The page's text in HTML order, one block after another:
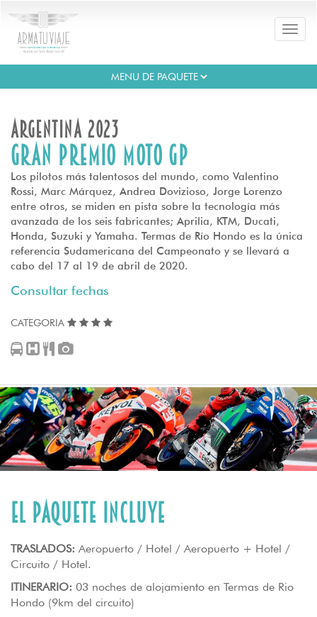
Toggle
Argentina 2023
Gran Premio MOTO GP
Los pilotos más talentosos del mundo, como Valentino
Rossi, Marc Márquez, Andrea Dovizioso, Jorge Lorenzo
entre otros, se miden en pista sobre la tecnología más
avanzada de los seis fabricantes; Aprilia, KTM, Ducati,
Honda, Suzuki y Yamaha. Termas de Río Hondo es la única
referencia Sudamericana del Campeonato y se llevará a
cabo del 17 al 19 de abril de 2020.
Consultar fechas
CATEGORIA
El paquete incluye
TRASLADOS: Aeropuerto / Hotel / Aeropuerto + Hotel /
Circuito / Hotel.
ITINERARIO: 03 noches de alojamiento en Termas de Rio
Hondo (9km del circuito)